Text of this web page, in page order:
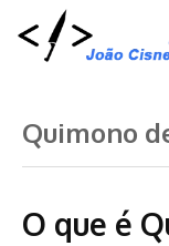
Quimono
O que é